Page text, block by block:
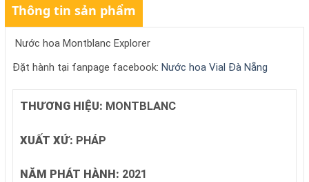
Thông tin sản phẩm
Nước hoa Montblanc Explorer
Đặt hành tại fanpage facebook: Nước hoa Vial Đà Nẵng
THƯƠNG HIỆU: MONTBLANC
XUẤT XỨ: PHÁP
NĂM PHÁT HÀNH: 2021